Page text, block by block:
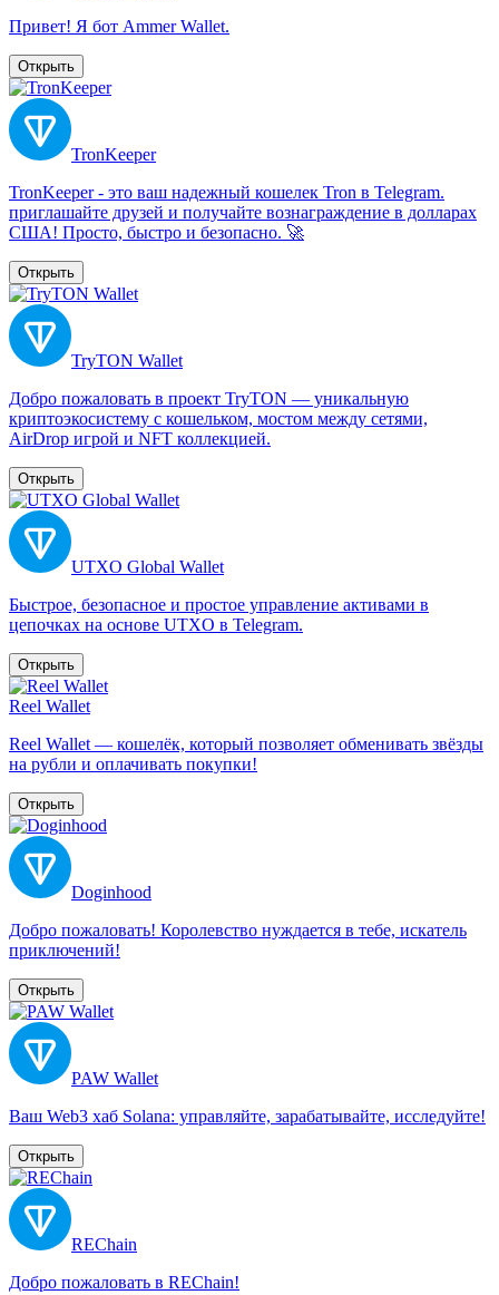
Привет! Я бот Ammer Wallet.
Открыть
TronKeeper
TronKeeper - это ваш надежный кошелек Tron в Telegram.
приглашайте друзей и получайте вознаграждение в долларах
США! Просто, быстро и безопасно. 🚀
Открыть
TryTON Wallet
Добро пожаловать в проект TryTON — уникальную
криптоэкосистему с кошельком, мостом между сетями,
AirDrop игрой и NFT коллекцией.
Открыть
UTXO Global Wallet
Быстрое, безопасное и простое управление активами в
цепочках на основе UTXO в Telegram.
Открыть
Reel Wallet
Reel Wallet — кошелёк, который позволяет обменивать звёзды
на рубли и оплачивать покупки!
Открыть
Doginhood
Добро пожаловать! Королевство нуждается в тебе, искатель
приключений!
Открыть
PAW Wallet
Ваш Web3 хаб Solana: управляйте, зарабатывайте, исследуйте!
Открыть
REChain
Добро пожаловать в REChain!